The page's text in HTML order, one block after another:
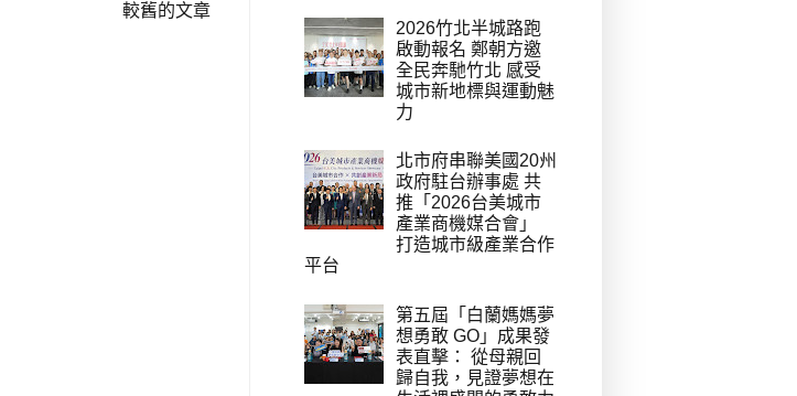
較舊的文章
2026竹北半城路跑
啟動報名 鄭朝方邀
全民奔馳竹北 感受
城市新地標與運動魅
力
北市府串聯美國20州
政府駐台辦事處 共
推「2026台美城市
產業商機媒合會」
打造城市級產業合作
平台
第五屆「白蘭媽媽夢
想勇敢 GO」成果發
表直擊： 從母親回
歸自我，見證夢想在